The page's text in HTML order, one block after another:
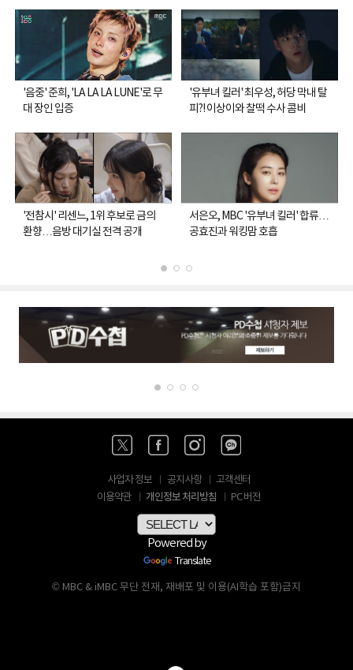
'음중' 준희, 'LA LA LA LUNE'로 무
대 장인 입증
'유부녀 킬러' 최우성, 허당 막내 탈
피?! 이상이와 찰떡 수사 콤비
'전참시' 리센느, 1위 후보로 금의
환향…음방 대기실 전격 공개
서은오, MBC '유부녀 킬러' 합류…
공효진과 워킹맘 호흡
사업자 정보 공지사항
고객센터
이용약관
개인정보 처리방침 PC 버전
Powered by
Translate
© MBC & iMBC 무단 전재, 재배포 및 이용(AI학습 포함)금지